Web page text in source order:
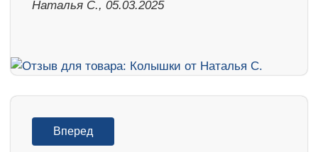
Наталья С., 05.03.2025
Вперед